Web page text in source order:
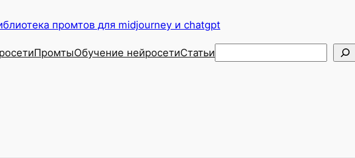
промтов для midjourney и chatgpt
ПромтыОбучение нейросетиСтатьи